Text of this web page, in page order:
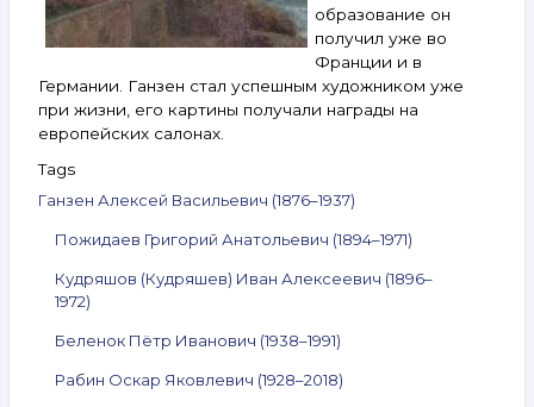
образование он
получил уже во
Франции и в
Германии. Ганзен стал успешным художником уже
при жизни, его картины получали награды на
европейских салонах.
Tags
Ганзен Алексей Васильевич (1876–1937)
Пожидаев Григорий Анатольевич (1894–1971)
Кудряшов (Кудряшев) Иван Алексеевич (1896–
1972)
Беленок Пётр Иванович (1938–1991)
Рабин Оскар Яковлевич (1928–2018)